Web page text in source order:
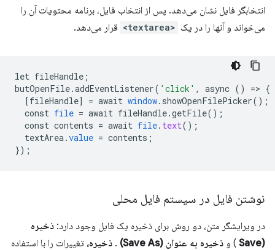
انتخابگر فایل نشان می‌دهد. پس از انتخاب فایل، برنامه محتویات آن را
می‌خواند و آنها را در یک <textarea> قرار می‌دهد.
let fileHandle ;
butOpenFile.addEventListener( 'click' , async () => {
[fileHandle] = await window. showOpenFilePicker();
const file = await fileHandle.getFile();
const contents = await file. text();
textArea.value = contents ;
});
نوشتن فایل در سیستم فایل محلی
در ویرایشگر متن، دو روش برای ذخیره یک فایل وجود دارد: ذخیره
(Save
) و ذخیره به عنوان (Save As) . ذخیره، تغییرات را با استفاده